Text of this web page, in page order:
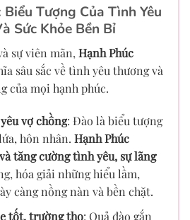
Tượng Của Tình Yêu
Sức Khỏe Bền Bỉ
sự viên mãn,Hạnh Phúc
sâu sắc về tình yêu thương và
của mọi hạnh phúc.
vợ chồng: Đào là biểu tượng
hôn nhân. Hạnh Phúc
tăng cường tình yêu, sự lãng
hóa giải những hiểu lầm,
càng nồng nàn và bền chặt.
tốt, trường thọ: Quả đào gắn